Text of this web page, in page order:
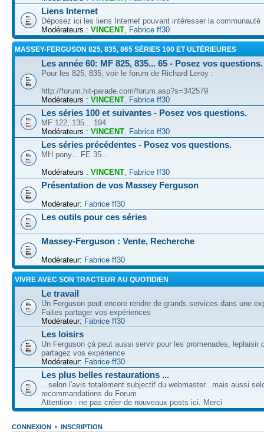
Liens Internet
Déposez ici les liens Internet pouvant intéresser la communauté
Modérateurs : VINCENT Fabrice ff30
MASSEY-FERGUSON 825, 835, 865 SÉRIES 100 ET ULTÉRIEURES
Les année 60: MF 825, 835... 65 - Posez vos questions.
Pour les 825, 835, voir le forum de Richard Leroy :
http://forum.hit-parade.com/forum.asp?s=342579
Modérateurs : VINCENT Fabrice ff30
Les séries 100 et suivantes - Posez vos questions.
MF 122, 135... 194
Modérateurs : VINCENT Fabrice ff30
Les séries précédentes - Posez vos questions.
MH pony... FE 35...
Modérateurs : VINCENT Fabrice ff30
Présentation de vos Massey Ferguson
Modérateur: Fabrice ff30
Les outils pour ces séries
Massey-Ferguson : Vente, Recherche
Modérateur: Fabrice ff30
VIVRE AVEC SON TRACTEUR AU QUOTIDIEN
Le travail
Un Ferguson peut encore rendre de grands services dans une
Faites partager vos expériences
Modérateur: Fabrice ff30
Les loisirs
Un Ferguson çà peut aussi servir pour les promenades, leplaisir
partagez vos expérience
Modérateur: Fabrice ff30
Les plus belles restaurations ...
...selon l'avis totalement subjectif du webmaster...mais aussi
recommandations du Forum
Attention : ne pas créer de nouveaux posts ici. Merci
CONNEXION • INSCRIPTION